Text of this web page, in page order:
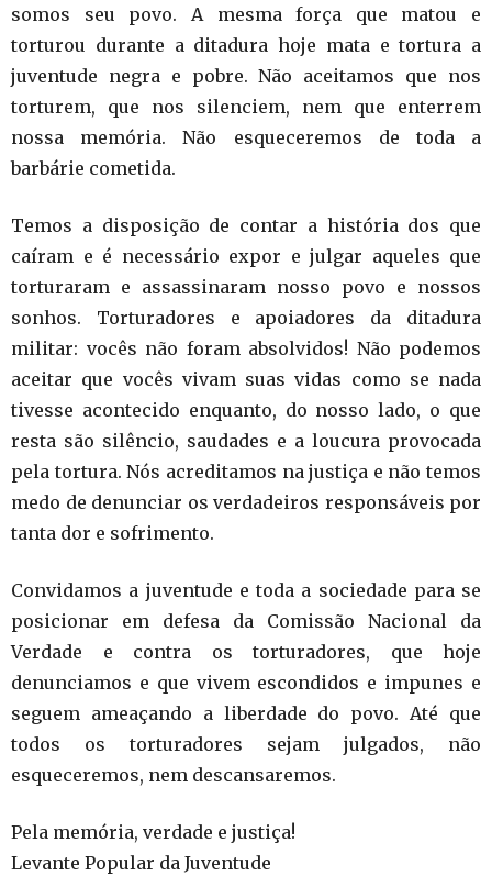
somos seu povo. A mesma força que matou e
torturou durante a ditadura hoje mata e tortura a
juventude negra e pobre. Não aceitamos que nos
torturem, que nos silenciem, nem que enterrem
nossa memória. Não esqueceremos de toda a
barbárie cometida.
Temos a disposição de contar a história dos que
caíram e é necessário expor e julgar aqueles que
torturaram e assassinaram nosso povo e nossos
sonhos. Torturadores e apoiadores da ditadura
militar: vocês não foram absolvidos! Não podemos
aceitar que vocês vivam suas vidas como se nada
tivesse acontecido enquanto, do nosso lado, o que
resta são silêncio, saudades e a loucura provocada
pela tortura. Nós acreditamos na justiça e não temos
medo de denunciar os verdadeiros responsáveis por
tanta dor e sofrimento.
Convidamos a juventude e toda a sociedade para se
posicionar em defesa da Comissão Nacional da
Verdade e contra os torturadores, que hoje
denunciamos e que vivem escondidos e impunes e
seguem ameaçando a liberdade do povo. Até que
todos os torturadores sejam julgados, não
esqueceremos, nem descansaremos.
Pela memória, verdade e justiça!
Levante Popular da Juventude